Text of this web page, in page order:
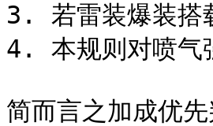
3. 若雷装爆装搭
4. 本规则对喷气
简而言之加成优